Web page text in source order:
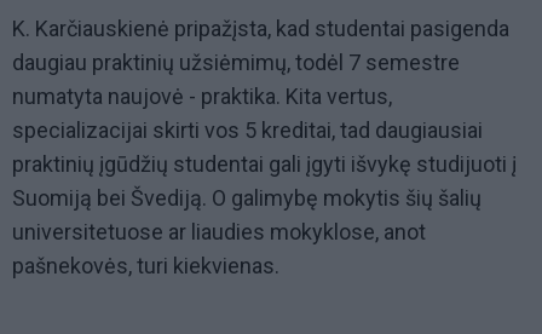
K. Karčiauskienė pripažįsta, kad studentai pasigenda
daugiau praktinių užsiėmimų, todėl 7 semestre
numatyta naujovė - praktika. Kita vertus,
specializacijai skirti vos 5 kreditai, tad daugiausiai
praktinių įgūdžių studentai gali įgyti išvykę studijuoti į
Suomiją bei Švediją. O galimybę mokytis šių šalių
universitetuose ar liaudies mokyklose, anot
pašnekovės, turi kiekvienas.